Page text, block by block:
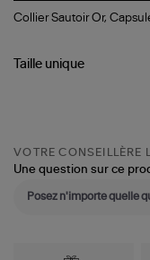
Collier
Capsule
Deià
Collier Sautoir Or,
Taille unique
VOTRE CONSEILLÈRE
Une question sur ce